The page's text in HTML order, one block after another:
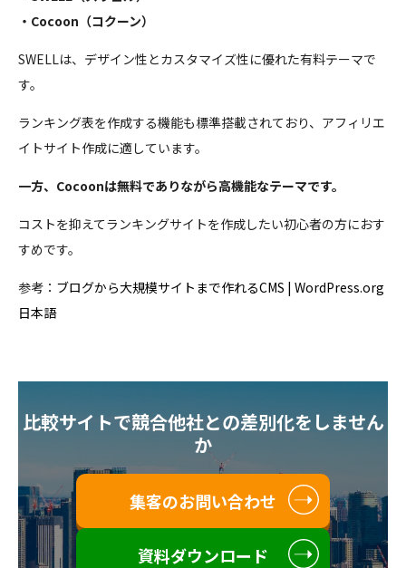
・Cocoon（コクーン）
SWELLは、デザイン性とカスタマイズ性に優れた有料テーマで
す。
ランキング表を作成する機能も標準搭載されており、アフィリエ
イトサイト作成に適しています。
一方、Cocoonは無料でありながら高機能なテーマです。
コストを抑えてランキングサイトを作成したい初心者の方におす
すめです。
参考： ブログから大規模サイトまで作れるCMS | WordPress.org
日本語
比較サイトで競合他社との差別化をしません
か
集客のお問い合わせ
資料ダウンロード